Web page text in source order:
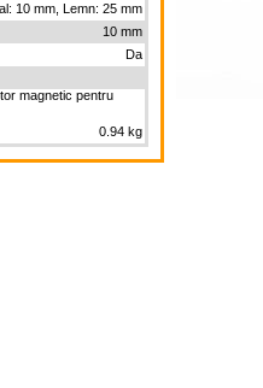
10 mm, Lemn: 25 mm
10 mm
Da
magnetic pentru
0.94 kg